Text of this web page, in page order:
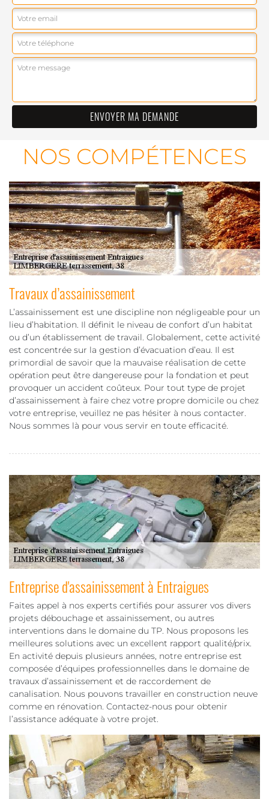
NOS COMPÉTENCES
Travaux d’assainissement
L’assainissement est une discipline non négligeable pour un
lieu d’habitation. Il définit le niveau de confort d’un habitat
ou d’un établissement de travail. Globalement, cette activité
est concentrée sur la gestion d’évacuation d’eau. Il est
primordial de savoir que la mauvaise réalisation de cette
opération peut être dangereuse pour la fondation et peut
provoquer un accident coûteux. Pour tout type de projet
d’assainissement à faire chez votre propre domicile ou chez
votre entreprise, veuillez ne pas hésiter à nous contacter.
Nous sommes là pour vous servir en toute efficacité.
Entreprise d'assainissement à Entraigues
Faites appel à nos experts certifiés pour assurer vos divers
projets débouchage et assainissement, ou autres
interventions dans le domaine du TP. Nous proposons les
meilleures solutions avec un excellent rapport qualité/prix.
En activité depuis plusieurs années, notre entreprise est
composée d’équipes professionnelles dans le domaine de
travaux d’assainissement et de raccordement de
canalisation. Nous pouvons travailler en construction neuve
comme en rénovation. Contactez-nous pour obtenir
l’assistance adéquate à votre projet.